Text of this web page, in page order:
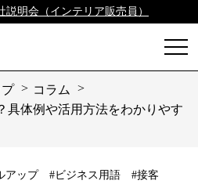
明会（インテリア販売員）
コラム
具体例や活用方法をわかりやす
アップ #ビジネス用語 #接客